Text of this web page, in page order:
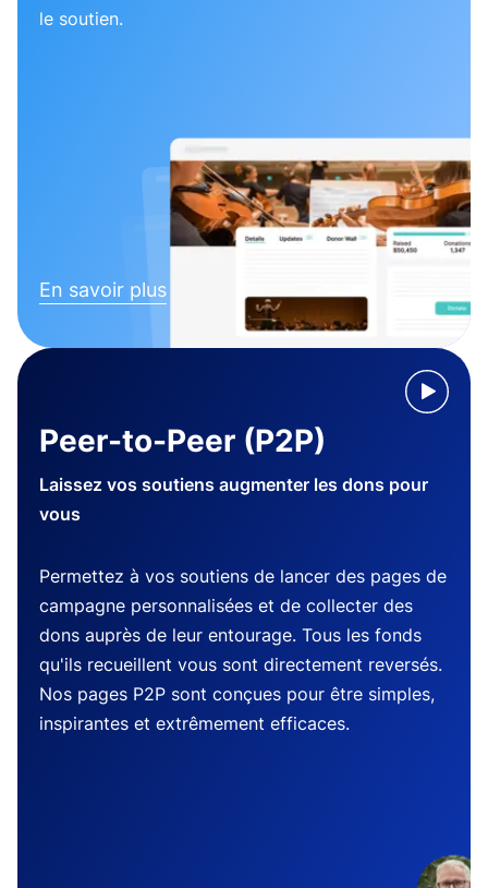
le soutien.
En savoir plus
Peer-to-Peer (P2P)
Laissez vos soutiens augmenter les dons pour
vous
Permettez à vos soutiens de lancer des pages de
campagne personnalisées et de collecter des
dons auprès de leur entourage. Tous les fonds
qu'ils recueillent vous sont directement reversés.
Nos pages P2P sont conçues pour être simples,
inspirantes et extrêmement efficaces.